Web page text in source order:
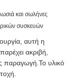
και σωλήνες
συσκευών
αυτή η
ακριβή,
παραγωγή.Το υλικό